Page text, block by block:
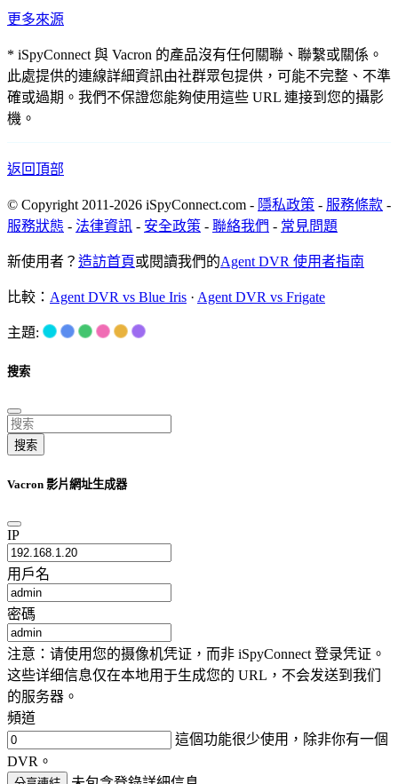
更多來源
* iSpyConnect 與 Vacron 的產品沒有任何關聯、聯繫或關係。
此處提供的連線詳細資訊由社群眾包提供，可能不完整、不準
確或過期。我們不保證您能夠使用這些 URL 連接到您的攝影
機。
返回頂部
© Copyright 2011-2026 iSpyConnect.com - 隱私政策 - 服務條款 -
服務狀態 - 法律資訊 - 安全政策 - 聯絡我們 - 常見問題
新使用者？ 造訪首頁或閱讀我們的Agent DVR 使用者指南
比較： Agent DVR vs Blue Iris · Agent DVR vs Frigate
主題:
搜索
搜索
Vacron 影片網址生成器
IP
用戶名
密碼
注意：请使用您的摄像机凭证，而非 iSpyConnect 登录凭证。
这些详细信息仅在本地用于生成您的 URL，不会发送到我们
的服务器。
頻道
這個功能很少使用，除非你有一個
DVR。